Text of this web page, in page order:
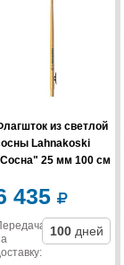
из светлой
Lahnakoski
25 мм 100 см
435
:
100 дней